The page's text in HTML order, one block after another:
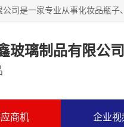
玻璃制品有限公
商机 企业视